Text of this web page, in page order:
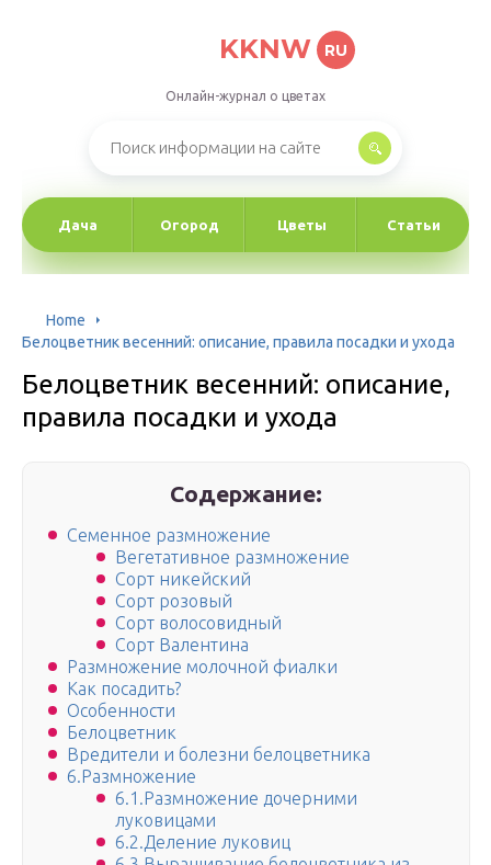
KKNW RU
Онлайн-журнал о цветах
Дача Огород Цветы Статьи
Home
Белоцветник весенний: описание, правила посадки и ухода
Белоцветник весенний: описание,
правила посадки и ухода
Содержание:
Семенное размножение
Вегетативное размножение
Сорт никейский
Сорт розовый
Сорт волосовидный
Сорт Валентина
Размножение молочной фиалки
Как посадить?
Особенности
Белоцветник
Вредители и болезни белоцветника
6.Размножение
6.1.Размножение дочерними
луковицами
6.2.Деление луковиц